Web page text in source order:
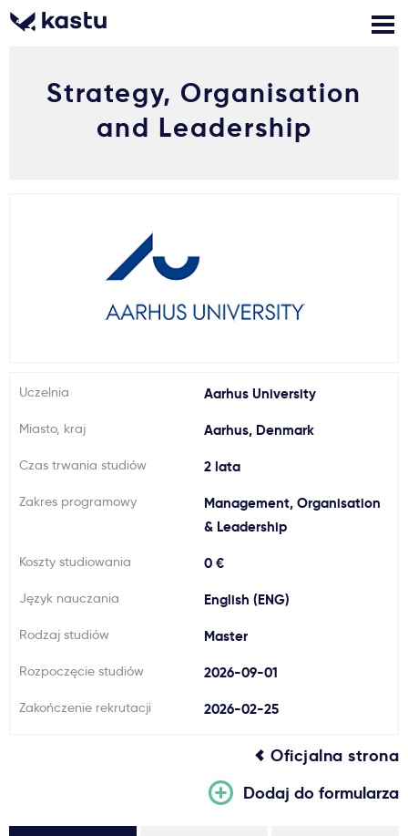
Formularz aplikacyjny
Zadzwoń Bezpłatne konsultacje Kontakt
Gdzie studiować?
Ważne
Aktualności
Strategy, Organisation
and Leadership
Uczelnia Aarhus University
Miasto, kraj Aarhus, Denmark
Czas trwania studiów 2 lata
Zakres programowy
Management, Organisation
& Leadership
Koszty studiowania 0 €
Język nauczania English (ENG)
Rodzaj studiów Master
Rozpoczęcie studiów 2026-09-01
Zakończenie rekrutacji 2026-02-25
Oficjalna strona
Dodaj do formularza